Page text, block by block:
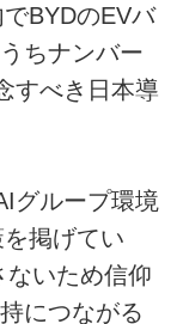
BYDのEVバ
ちナンバー
すべき日本導
グループ環境
掲げてい
ないため信仰
につながる